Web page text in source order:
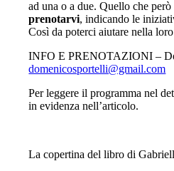
ad una o a due. Quello che
prenotarvi, indicando le
Così da poterci aiutare nella
INFO E PRENOTAZIONI –
domenicosportelli@gmail.com
Per leggere il programma nel
in evidenza nell’articolo.
La copertina del libro di